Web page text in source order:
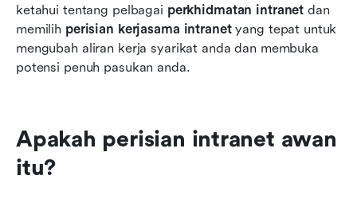
ketahui tentang pelbagai perkhidmatan intranet dan
memilih perisian kerjasama intranet yang tepat untuk
mengubah aliran kerja syarikat anda dan membuka
potensi penuh pasukan anda.
Apakah perisian intranet awan
itu?